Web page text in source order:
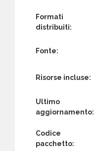
Formati
distribuiti:
Fonte:
Risorse incluse:
Ultimo
aggiornamento:
Codice
pacchetto: